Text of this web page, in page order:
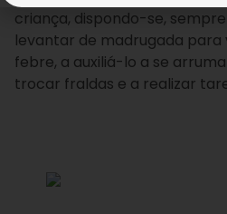
criança, dispondo-se,
levantar de madrugada para
febre, a auxiliá-lo a se
trocar fraldas e a realizar